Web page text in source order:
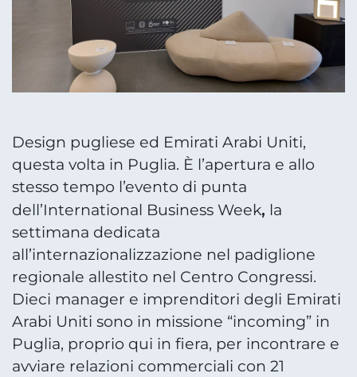
Design pugliese ed Emirati Arabi Uniti,
questa volta in Puglia. È l’apertura e allo
stesso tempo l’evento di punta
dell’International Business Week, la
settimana dedicata
all’internazionalizzazione nel padiglione
regionale allestito nel Centro Congressi.
Dieci manager e imprenditori degli Emirati
Arabi Uniti sono in missione “incoming” in
Puglia, proprio qui in fiera, per incontrare e
avviare relazioni commerciali con 21